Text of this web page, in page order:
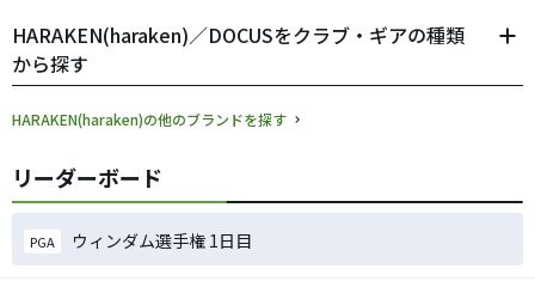
HARAKEN(haraken)／DOCUSをクラブ・ギアの種類
から探す
HARAKEN(haraken)の他のブランドを探す
リーダーボード
PGA ウィンダム選手権 1日目